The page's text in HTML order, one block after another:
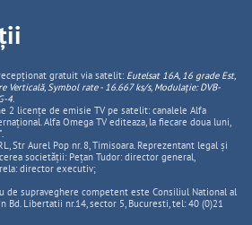
gratuit via satelit: Eutelsat 16A, 16 grade Est,
Verticală, Symbol rate - 16.667 ks/s, Modulație: DVB-
4.
2 licențe de emisie TV pe satelit: canalele Alfa
Alfa Omega TV editeaza, la fiecare doua luni,
Str Aurel Pop nr. 8, Timisoara. Reprezentant legal și
societății: Pețan Tudor: director general,
director executiv;
de supraveghere competent este Consiliul National al
Bd. Libertatii nr.14, sector 5, Bucuresti, tel: 40 (0)21